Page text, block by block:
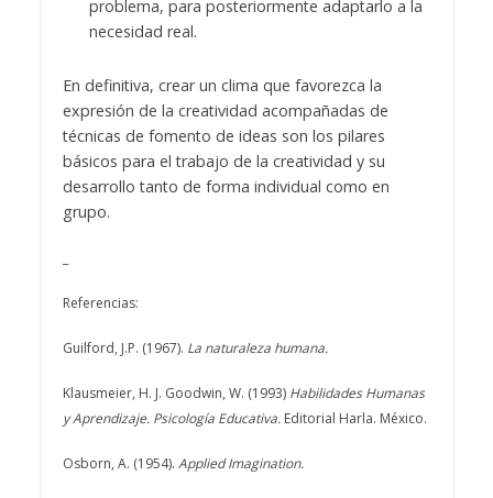
problema, para posteriormente adaptarlo a la
necesidad real.
En definitiva, crear un clima que favorezca la
expresión de la creatividad acompañadas de
técnicas de fomento de ideas son los pilares
básicos para el trabajo de la creatividad y su
desarrollo tanto de forma individual como en
grupo.
Referencias:
Guilford, J.P. (1967). La naturaleza humana.
Klausmeier, H. J. Goodwin, W. (1993) Habilidades Humanas
y Aprendizaje. Psicología Educativa. Editorial Harla. México.
Osborn, A. (1954). Applied Imagination.